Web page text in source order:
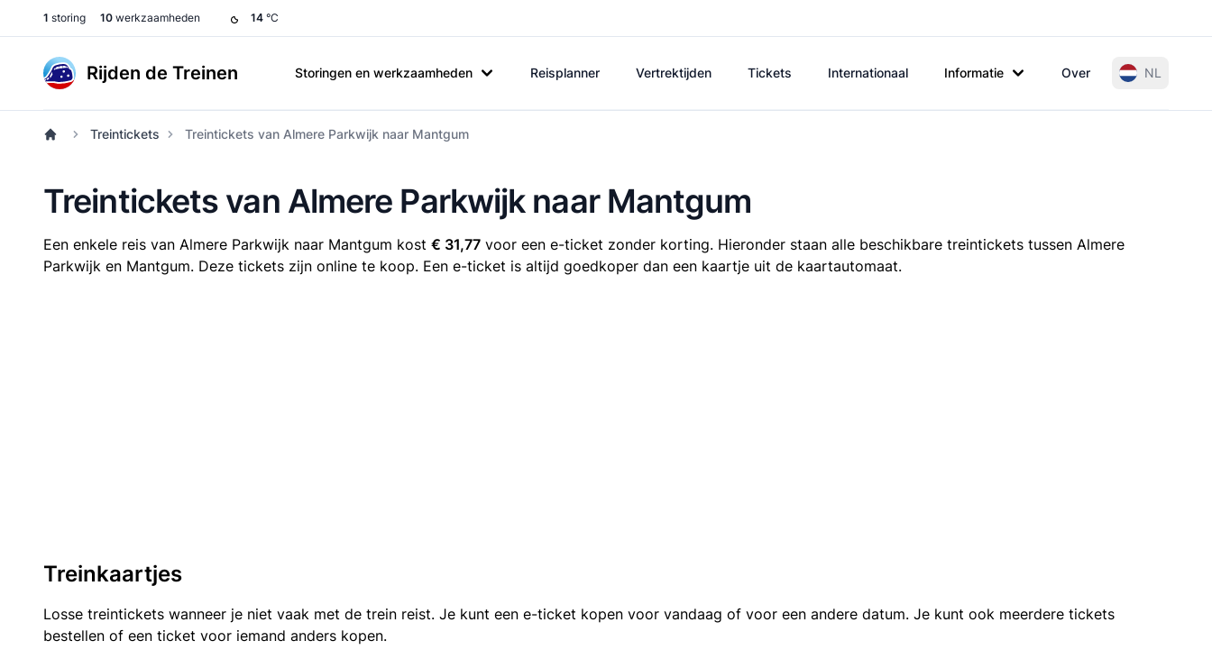
1 storing 10 werkzaamheden 14 °C
Rijden de Treinen Storingen en werkzaamheden Reisplanner Vertrektijden Tickets Internationaal Informatie Over NL
Treintickets Treintickets van Almere Parkwijk naar Mantgum
Treintickets van Almere Parkwijk naar Mantgum
Een enkele reis van Almere Parkwijk naar Mantgum kost € 31,77 voor een e-ticket zonder korting. Hieronder staan alle beschikbare treintickets tussen Almere
Parkwijk en Mantgum. Deze tickets zijn online te koop. Een e-ticket is altijd goedkoper dan een kaartje uit de kaartautomaat.
Treinkaartjes
Losse treintickets wanneer je niet vaak met de trein reist. Je kunt een e-ticket kopen voor vandaag of voor een andere datum. Je kunt ook meerdere tickets
bestellen of een ticket voor iemand anders kopen.